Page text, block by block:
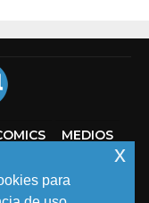
MEDIOS
para
x